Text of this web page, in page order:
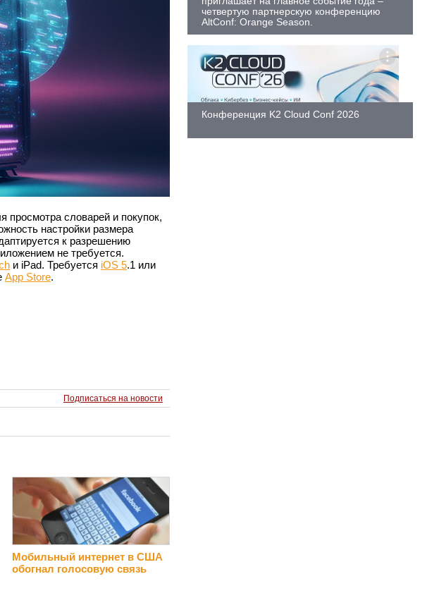
просмотра словарей и покупок,
настройки размера
к разрешению
не требуется.
и iPad. Требуется iOS 5.1 или
App Store.
Подписаться на новости
Мобильный интернет в США
обогнал голосовую связь
четвертую партнерскую конференцию
AltConf: Orange Season.
Конференция K2 Cloud Conf 2026